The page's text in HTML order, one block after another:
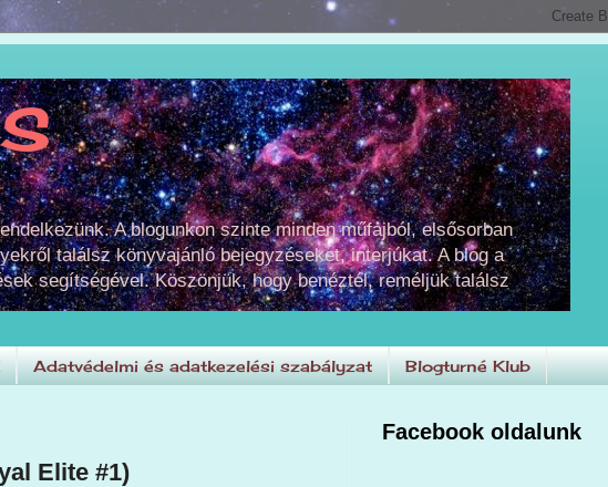
A blogunkon szinte minden műfajból, elsősorban
találsz könyvajánló bejegyzéseket, interjúkat. A blog a
segítségével. Köszönjük, hogy benéztél, reméljük találsz
Adatvédelmi és adatkezelési szabályzat Blogturné Klub
Elite #1)
Facebook oldalunk